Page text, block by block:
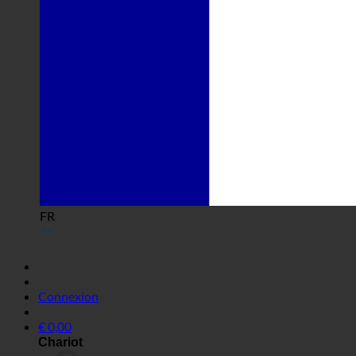
FR
Connexion
€0,00
Chariot